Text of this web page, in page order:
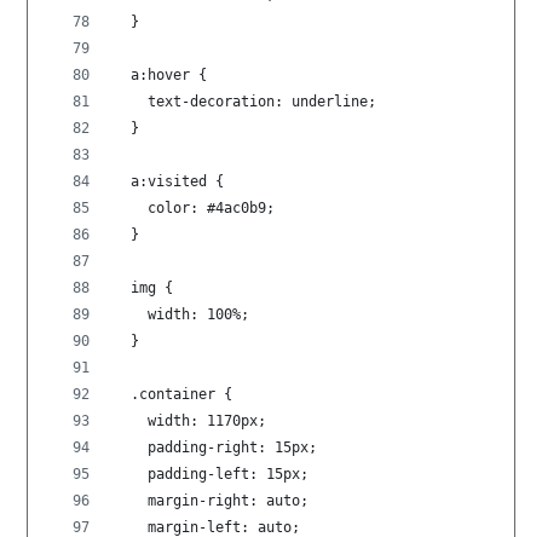
  }
  a:hover {
    text-decoration: underline;
  }
  a:visited {
    color: #4ac0b9;
  }
  img {
    width: 100%;
  }
  .container {
    width: 1170px;
    padding-right: 15px;
    padding-left: 15px;
    margin-right: auto;
    margin-left: auto;